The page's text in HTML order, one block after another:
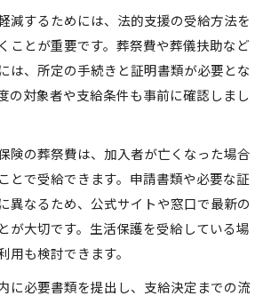
減するためには、法的支援の受給方法を
ことが重要です。葬祭費や葬儀扶助など
は、所定の手続きと証明書類が必要とな
の対象者や支給条件も事前に確認しまし
険の葬祭費は、加入者が亡くなった場合
とで受給できます。申請書類や必要な証
異なるため、公式サイトや窓口で最新の
が大切です。生活保護を受給している場
用も検討できます。
に必要書類を提出し、支給決定までの流